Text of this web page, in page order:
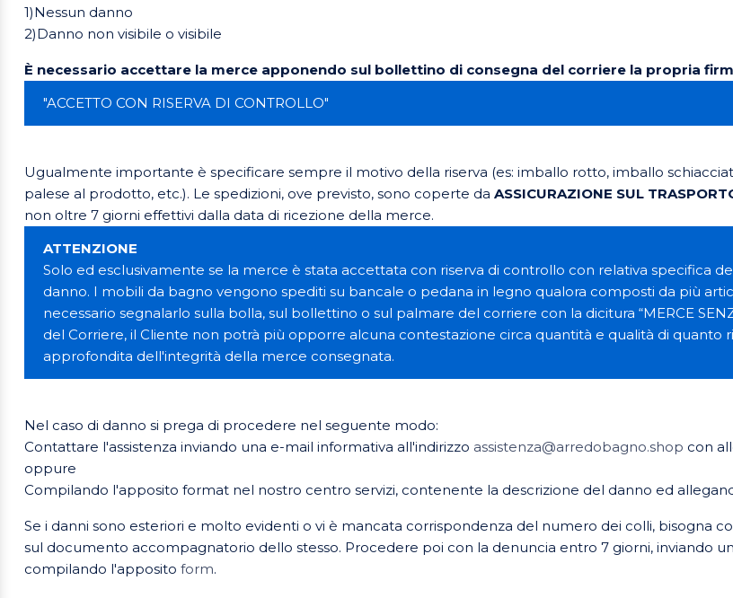
1)Nessun danno
2)Danno non visibile o visibile
È necessario accettare la merce apponendo sul bollettino di consegna del corriere la propria
"ACCETTO CON RISERVA DI CONTROLLO"
Ugualmente importante è specificare sempre il motivo della riserva (es: imballo rotto, imballo
palese al prodotto, etc.). Le spedizioni, ove previsto, sono coperte da ASSICURAZIONE SUL
non oltre 7 giorni effettivi dalla data di ricezione della merce.
ATTENZIONE
Solo ed esclusivamente se la merce è stata accettata con riserva di controllo con relativa specifica
danno. I mobili da bagno vengono spediti su bancale o pedana in legno qualora composti da più
necessario segnalarlo sulla bolla, sul bollettino o sul palmare del corriere con la dicitura “MERCE
del Corriere, il Cliente non potrà più opporre alcuna contestazione circa quantità e qualità di quanto
approfondita dell'integrità della merce consegnata.
Nel caso di danno si prega di procedere nel seguente modo:
Contattare l'assistenza inviando una e-mail informativa all'indirizzo assistenza@arredobagno.shop con
oppure
Compilando l'apposito format nel nostro centro servizi, contenente la descrizione del danno ed
Se i danni sono esteriori e molto evidenti o vi è mancata corrispondenza del numero dei colli, bisogna
sul documento accompagnatorio dello stesso. Procedere poi con la denuncia entro 7 giorni, inviando
compilando l'apposito form.